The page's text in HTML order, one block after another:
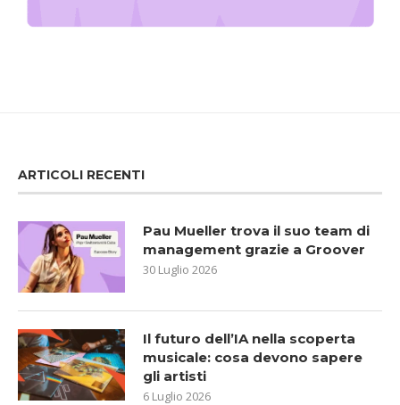
ARTICOLI RECENTI
Pau Mueller trova il suo team di
management grazie a Groover
30 Luglio 2026
Il futuro dell’IA nella scoperta
musicale: cosa devono sapere
gli artisti
6 Luglio 2026